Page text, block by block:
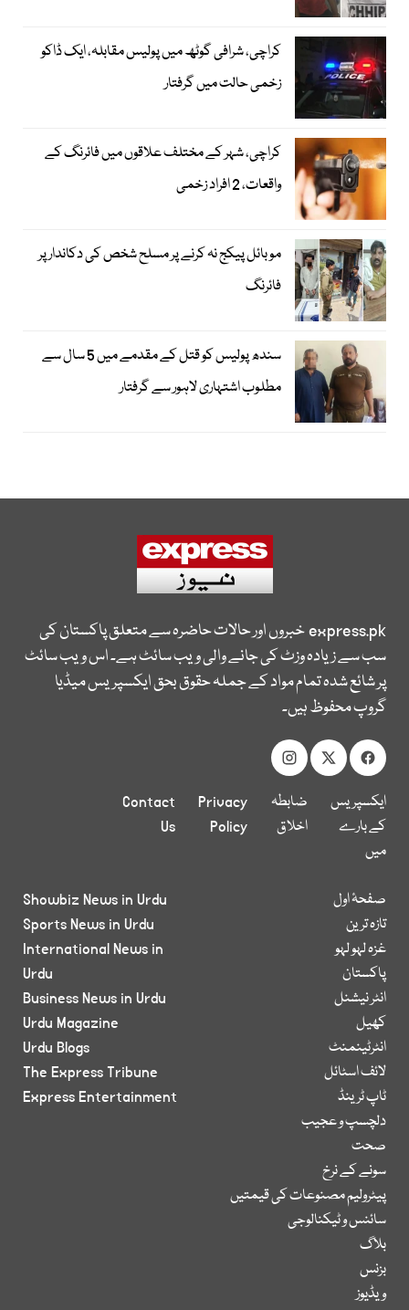
کراچی، شرافی گوٹھ میں پولیس مقابلہ، ایک ڈاکو
زخمی حالت میں گرفتار
کراچی، شہر کے مختلف علاقوں میں فائرنگ کے
واقعات، 2 افراد زخمی
موبائل پیکج نہ کرنے پر مسلح شخص کی دکاندار پر
فائرنگ
سندھ پولیس کو قتل کے مقدمے میں 5 سال سے
مطلوب اشتہاری لاہور سے گرفتار
express.pkخبروں اور حالات حاضرہ سے متعلق پاکستان کی
سب سے زیادہ وزٹ کی جانے والی ویب سائٹ ہے۔ اس ویب سائٹ
پر شائع شدہ تمام مواد کے جملہ حقوق بحق ایکسپریس میڈیا
گروپ محفوظ ہیں۔
ایکسپریس
کے بارے
میں
ضابطہ
اخلاق
Privacy
Policy
Contact
Us
صفحۂ اول
تازہ ترین
غزہ لہو لہو
پاکستان
انٹر نیشنل
کھیل
انٹرٹینمنٹ
لائف اسٹائل
ٹاپ ٹرینڈ
دلچسپ و عجیب
صحت
سونے کے نرخ
پیٹرولیم مصنوعات کی قیمتیں
سائنس و ٹیکنالوجی
بلاگ
بزنس
ویڈیوز
Showbiz News in Urdu
Sports News in Urdu
International News in
Urdu
Business News in Urdu
Urdu Magazine
Urdu Blogs
The Express Tribune
Express Entertainment